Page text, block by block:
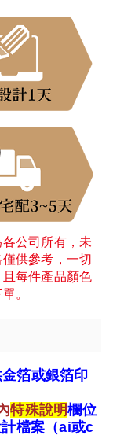
公司所有，未
供參考，一切
每件產品顏色
。
箔或銀箔印
特殊說明欄位
檔案（ai或c